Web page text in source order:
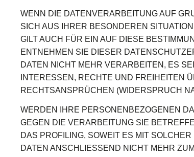
WENN DIE DATENVERARBEITUNG AUF
SICH AUS IHRER BESONDEREN
GILT AUCH FÜR EIN AUF DIESE
ENTNEHMEN SIE DIESER
DATEN NICHT MEHR VERARBEITEN, ES
INTERESSEN, RECHTE UND FREIHEITEN
RECHTSANSPRÜCHEN (WIDERSPRUCH
WERDEN IHRE PERSONENBEZOGENEN
GEGEN DIE VERARBEITUNG SIE
DAS PROFILING, SOWEIT ES MIT
DATEN ANSCHLIESSEND NICHT MEHR